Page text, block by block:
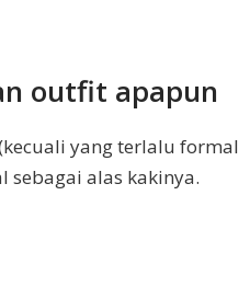
outfit apapun
yang terlalu formal
sebagai alas kakinya.